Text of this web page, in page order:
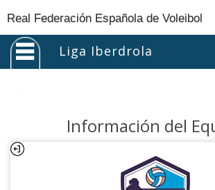
Real Federación Española de Voleibol
Liga Iberdrola
Información del